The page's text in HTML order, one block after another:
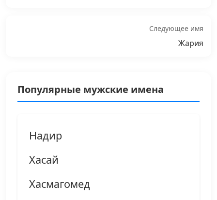
Следующее имя
Жария
Популярные мужские имена
Надир
Хасай
Хасмагомед